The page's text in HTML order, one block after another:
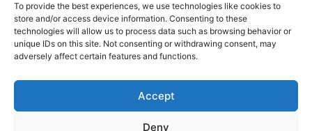
To provide the best experiences, we use technologies like cookies to
store and/or access device information. Consenting to these
technologies will allow us to process data such as browsing behavior or
unique IDs on this site. Not consenting or withdrawing consent, may
adversely affect certain features and functions.
Accept
Deny
Podlech, il Cile lo ha condannato
all’ergastolo
Era ubriaca…